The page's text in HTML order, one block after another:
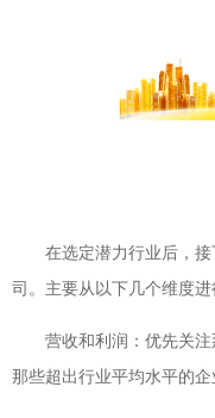
在选定潜力行业后，
司。主要从以下几个维度进
营收和利润：优先关
那些超出行业平均水平的企